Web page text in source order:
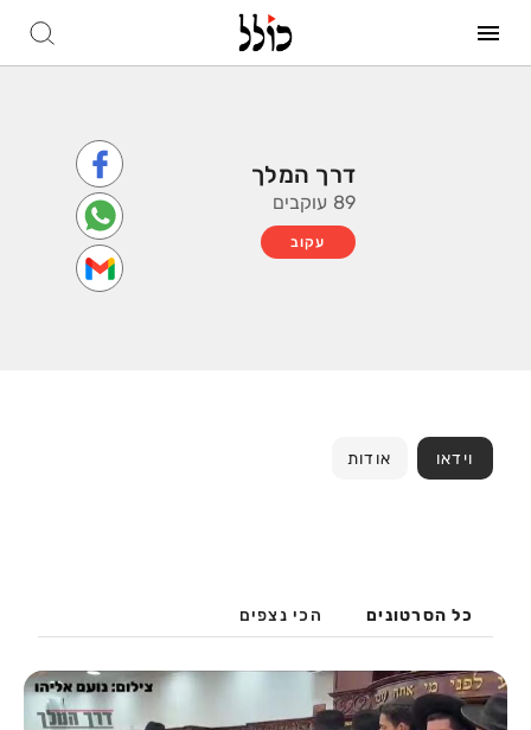
דרך המלך
89 עוקבים
עקוב
וידאו אודות
כל הסרטונים הכי נצפים